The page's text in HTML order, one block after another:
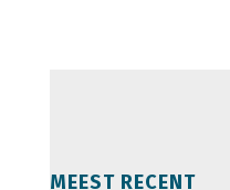
MEEST RECENT